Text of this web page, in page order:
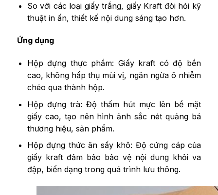
So với các loại giấy trắng, giấy Kraft đòi hỏi kỹ
thuật in ấn, thiết kế nội dung sáng tạo hơn.
Ứng dụng
Hộp đựng thực phẩm: Giấy kraft có độ bền
cao, không hấp thụ mùi vị, ngăn ngừa ô nhiễm
chéo qua thành hộp.
Hộp đựng trà: Độ thấm hút mực lên bề mặt
giấy cao, tạo nên hình ảnh sắc nét quảng bá
thương hiệu, sản phẩm.
Hộp đựng thức ăn sấy khô: Độ cứng cáp của
giấy kraft đảm bảo bảo vệ nội dung khỏi va
đập, biến dạng trong quá trình lưu thông.